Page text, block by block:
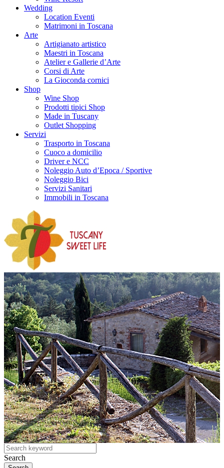
Wedding
Location Eventi
Matrimoni in Toscana
Arte
Artigianato artistico
Maestri in Toscana
Atelier e Gallerie d’Arte
Corsi di Arte
La Gioconda cornici
Shop
Wine Shop
Prodotti tipici Shop
Made in Tuscany
Outlet Shopping
Servizi
Trasporto in Toscana
Cuoco a domicilio
Driver e NCC
Noleggio Auto d’Epoca / Sportive
Noleggio Bici
Servizi Sanitari
Immobili in Toscana
Search